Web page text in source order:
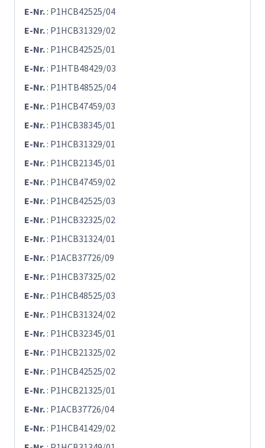
E-Nr.: P1HCB42525/04
E-Nr.: P1HCB31329/02
E-Nr.: P1HCB42525/01
E-Nr.: P1HTB48429/03
E-Nr.: P1HTB48525/04
E-Nr.: P1HCB47459/03
E-Nr.: P1HCB38345/01
E-Nr.: P1HCB31329/01
E-Nr.: P1HCB21345/01
E-Nr.: P1HCB47459/02
E-Nr.: P1HCB42525/03
E-Nr.: P1HCB32325/02
E-Nr.: P1HCB31324/01
E-Nr.: P1ACB37726/09
E-Nr.: P1HCB37325/02
E-Nr.: P1HCB48525/03
E-Nr.: P1HCB31324/02
E-Nr.: P1HCB32345/01
E-Nr.: P1HCB21325/02
E-Nr.: P1HCB42525/02
E-Nr.: P1HCB21325/01
E-Nr.: P1ACB37726/04
E-Nr.: P1HCB41429/02